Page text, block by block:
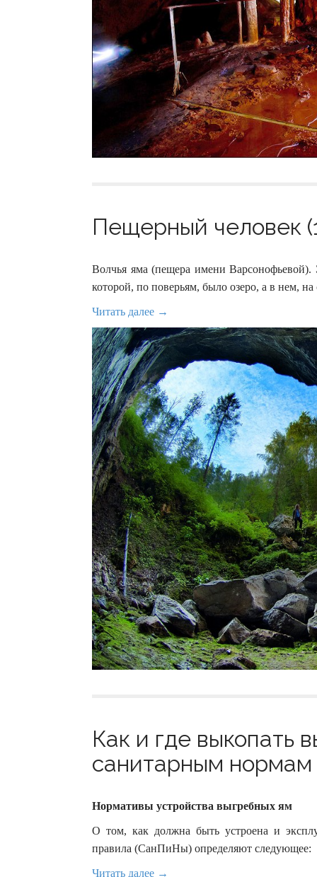
Пещерный человек
Волчья яма (пещера имени Варсонофьевой).
которой, по поверьям, было озеро, а в нем, на
Читать далее →
Как и где выкопать
санитарным нормам
Нормативы устройства выгребных ям
О том, как должна быть устроена и
правила (СанПиНы) определяют следующее:
Читать далее →